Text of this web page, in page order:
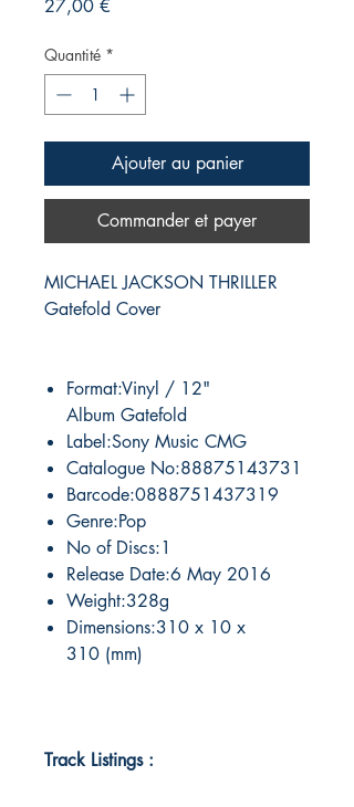
27,00 €Prix
Quantité *
Ajouter au panier
Commander et payer
MICHAEL JACKSON THRILLER
Gatefold Cover
Format:Vinyl / 12"
Album Gatefold
Label:Sony Music CMG
Catalogue No:88875143731
Barcode:0888751437319
Genre:Pop
No of Discs:1
Release Date:6 May 2016
Weight:328g
Dimensions:310 x 10 x
310 (mm)
Track Listings :